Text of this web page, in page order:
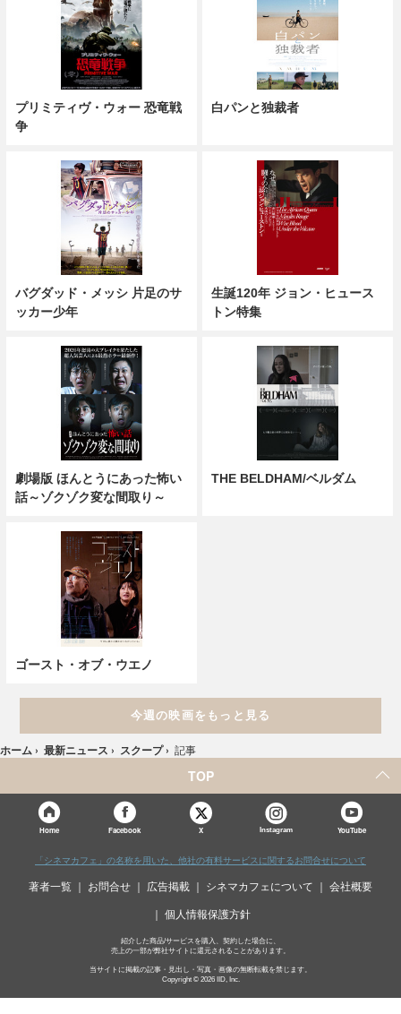
プリミティヴ・ウォー 恐竜戦
争
白パンと独裁者
バグダッド・メッシ 片足のサ
ッカー少年
生誕120年 ジョン・ヒュース
トン特集
劇場版 ほんとうにあった怖い
話～ゾクゾク変な間取り～
THE BELDHAM/ベルダム
ゴースト・オブ・ウエノ
今週の映画をもっと見る
ホーム › 最新ニュース › スクープ › 記事
TOP
Home Facebook X Instagram YouTube
「シネマカフェ」の名称を用いた、他社の有料サービスに関するお問合せについて
著者一覧 お問合せ 広告掲載 シネマカフェについて 会社概要
個人情報保護方針
紹介した商品/サービスを購入、契約した場合に、
売上の一部が弊社サイトに還元されることがあります。
当サイトに掲載の記事・見出し・写真・画像の無断転載を禁じます。
Copyright © 2026 IID, Inc.